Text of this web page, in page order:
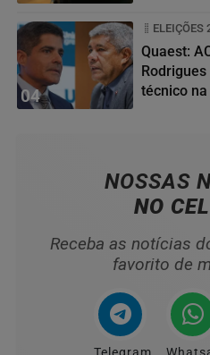
04
ELEIÇÕES
Quaest:
técnico
NOSSAS
NO
Receba as notícias
favorito de